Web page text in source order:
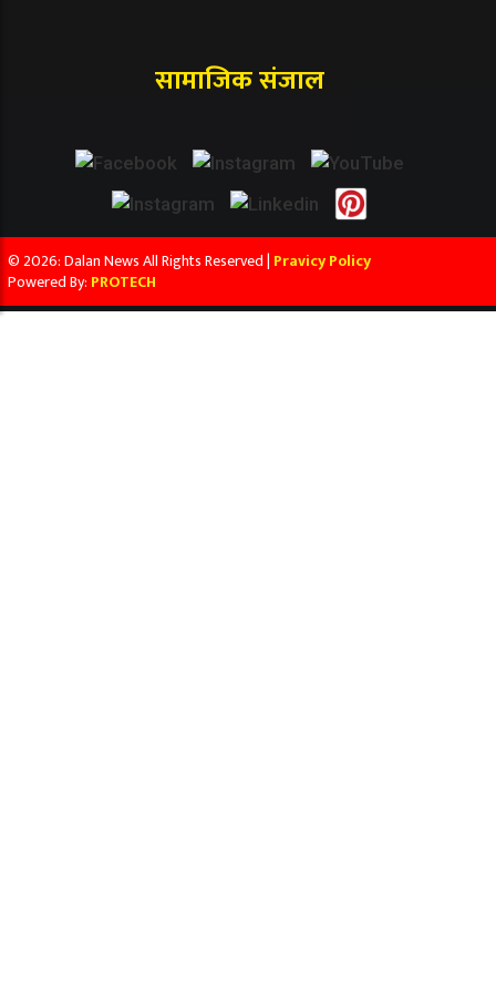
सामाजिक संजाल
© 2026: Dalan News All Rights Reserved | Pravicy Policy
Powered By: PROTECH